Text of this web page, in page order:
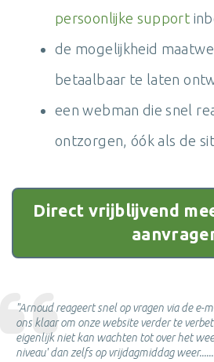
persoonlijke support
de mogelijkheid
betaalbaar te laten
een webman die snel
ontzorgen, óók als de
Direct vrijblijvend
"Arnoud reageert snel op vragen via de e-
ons klaar om onze website verder te
eigenlijk niet kan wachten tot over het
niveau' dan zelfs op vrijdagmiddag